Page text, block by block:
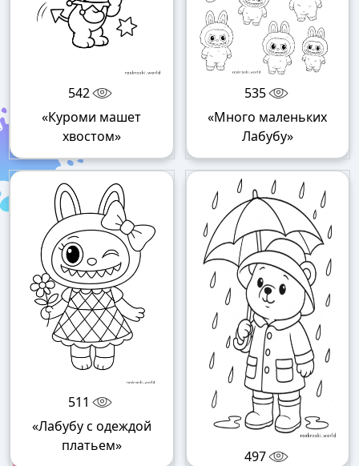
542
«Куроми машет
хвостом»
535
«Много маленьких
Лабубу»
511
«Лабубу с одеждой
платьем»
497